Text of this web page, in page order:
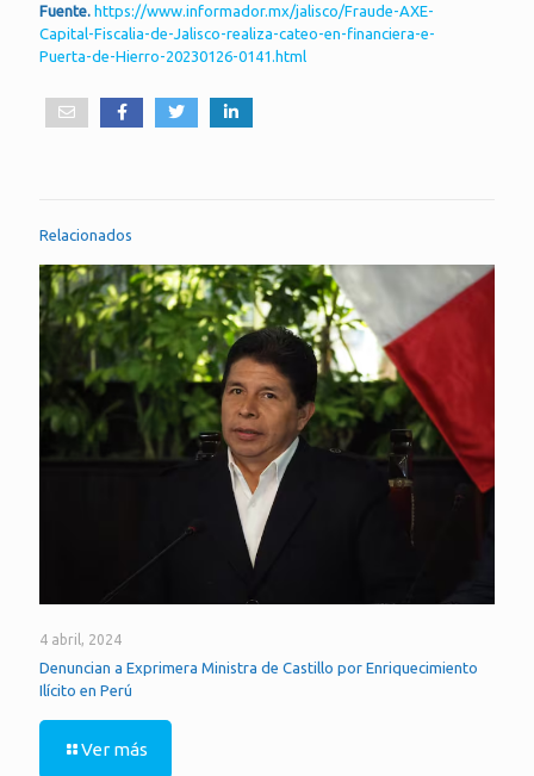
Fuente. https://www.informador.mx/jalisco/Fraude-AXE-
Capital-Fiscalia-de-Jalisco-realiza-cateo-en-financiera-e-
Puerta-de-Hierro-20230126-0141.html
Relacionados
4 abril, 2024
Denuncian a Exprimera Ministra de Castillo por Enriquecimiento
Ilícito en Perú
Ver más